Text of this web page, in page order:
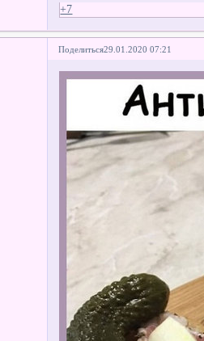
+7
Поделиться29.01.2020 07:21